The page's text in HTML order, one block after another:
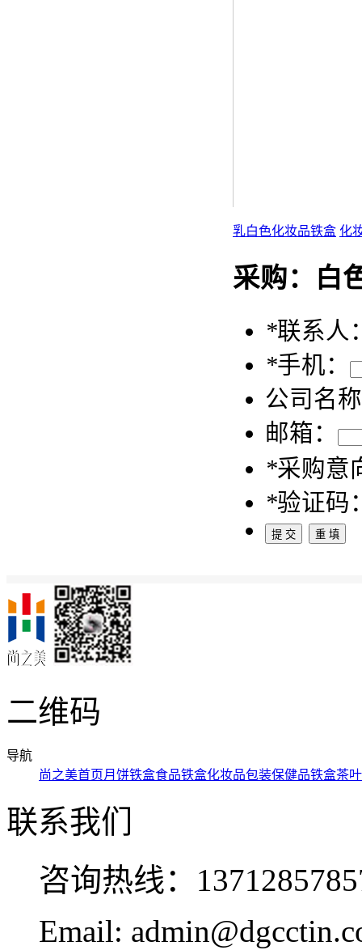
乳白色化妆品铁盒 化
采购： 白
*联系人
*手机：
公司名
邮箱：
*采购意
*验证码
二维码
导航
尚之美首页月饼铁盒食品铁盒化妆品包装保健品铁盒茶
联系我们
咨询热线：
Email: